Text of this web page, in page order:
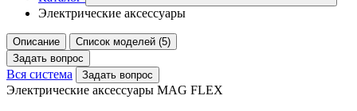
Электрические аксессуары
Описание
Список моделей (5)
Задать вопрос
Вся система Задать вопрос
Электрические аксессуары MAG FLEX